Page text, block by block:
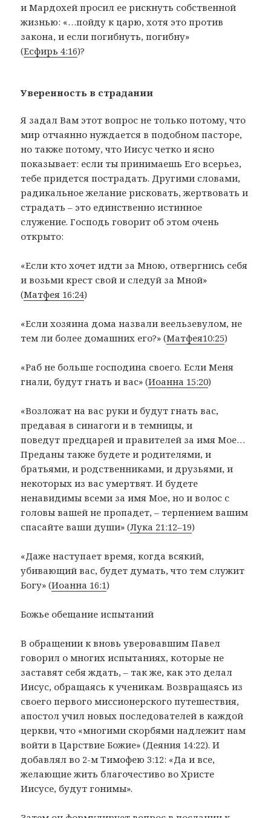
и Мардохей просил ее рискнуть собственной
жизнью: «…пойду к царю, хотя это против
закона, и если погибнуть, погибну»
(Есфирь 4:16)?
Уверенность в страдании
Я задал Вам этот вопрос не только потому, что
мир отчаянно нуждается в подобном пасторе,
но также потому, что Иисус четко и ясно
показывает: если ты принимаешь Его всерьез,
тебе придется пострадать. Другими словами,
радикальное желание рисковать, жертвовать и
страдать – это единственно истинное
служение. Господь говорит об этом очень
открыто:
«Если кто хочет идти за Мною, отвергнись себя
и возьми крест свой и следуй за Мной»
(Матфея 16:24)
«Если хозяина дома назвали веельзевулом, не
тем ли более домашних его?» (Матфея10:25)
«Раб не больше господина своего. Если Меня
гнали, будут гнать и вас» (Иоанна 15:20)
«Возложат на вас руки и будут гнать вас,
предавая в синагоги и в темницы, и
поведут предцарей и правителей за имя Мое…
Преданы также будете и родителями, и
братьями, и родственниками, и друзьями, и
некоторых из вас умертвят. И будете
ненавидимы всеми за имя Мое, но и волос с
головы вашей не пропадет, – терпением вашим
спасайте ваши души» (Лука 21:12–19)
«Даже наступает время, когда всякий,
убивающий вас, будет думать, что тем служит
Богу» (Иоанна 16:1)
Божье обещание испытаний
В обращении к вновь уверовавшим Павел
говорил о многих испытаниях, которые не
заставят себя ждать, – так же, как это делал
Иисус, обращаясь к ученикам. Возвращаясь из
своего первого миссионерского путешествия,
апостол учил новых последователей в каждой
церкви, что «многими скорбями надлежит нам
войти в Царствие Божие» (Деяния 14:22). И
добавлял во 2-м Тимофею 3:12: «Да и все,
желающие жить благочестиво во Христе
Иисусе, будут гонимы».